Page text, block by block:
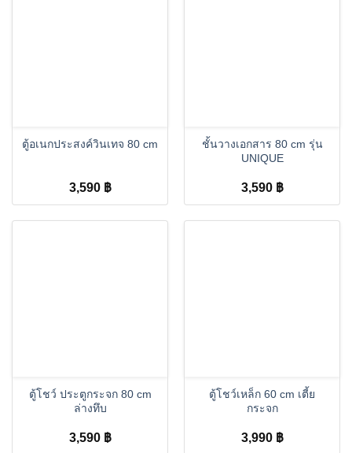
ตู้อเนกประสงค์วินเทจ 80 cm
3,590 ฿
ชั้นวางเอกสาร 80 cm รุ่น
UNIQUE
3,590 ฿
ตู้โชว์ ประตูกระจก 80 cm
ล่างทึบ
3,590 ฿
ตู้โชว์เหล็ก 60 cm เตี้ย
กระจก
3,990 ฿